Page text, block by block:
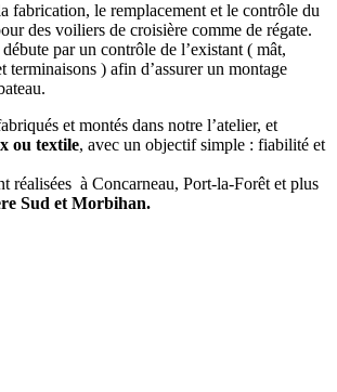
fabrication, le remplacement et le contrôle du
des voiliers de croisière comme de régate.
par un contrôle de l’existant ( mât,
terminaisons ) afin d’assurer un montage
et montés dans notre l’atelier, et
ou textile, avec un objectif simple : fiabilité et
réalisées à Concarneau, Port-la-Forêt et plus
Sud et Morbihan.